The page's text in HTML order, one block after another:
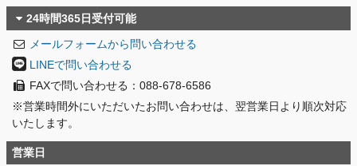
24時間365日受付可能
メールフォームから問い合わせる
LINEで問い合わせる
FAXで問い合わせる：088-678-6586
※営業時間外にいただいたお問い合わせは、翌営業日より順次対応
いたします。
営業日